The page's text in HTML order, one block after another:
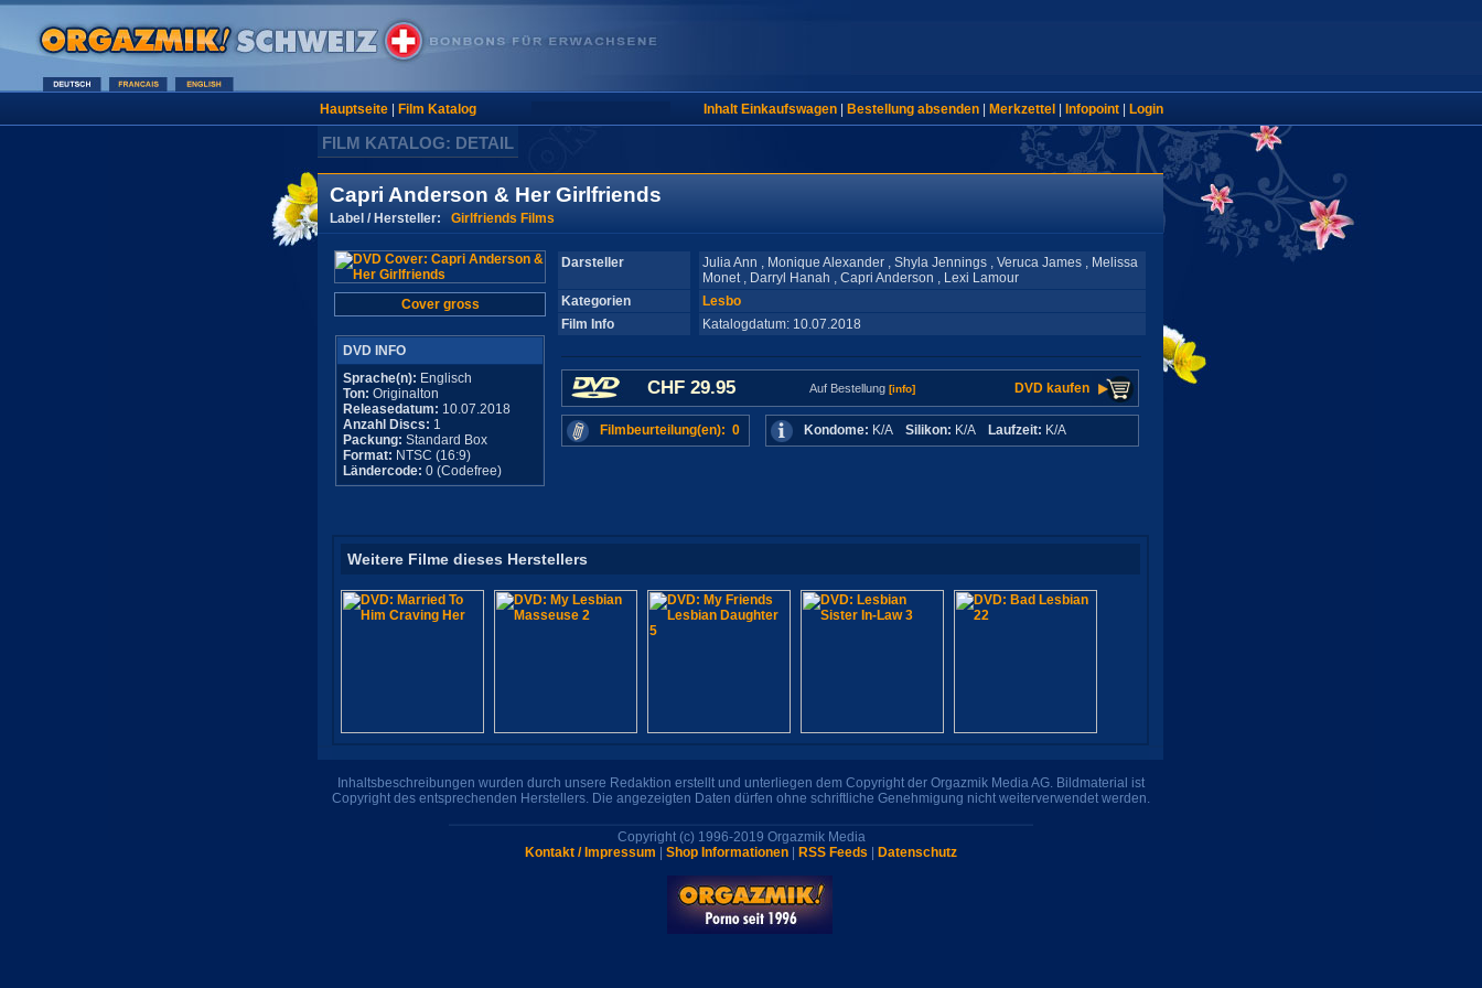
Hauptseite| Film Katalog Inhalt Einkaufswagen| Bestellung absenden| Merkzettel Infopoint| Login
FILM KATALOG: DETAIL
Capri Anderson & Her Girlfriends
Label / Hersteller: Girlfriends Films
Cover gross
DVD INFO
Sprache(n): Englisch
Ton: Originalton
Releasedatum: 10.07.2018
Anzahl Discs: 1
Packung: Standard Box
Format: NTSC (16:9)
Ländercode: 0 (Codefree)
Darsteller
Julia Ann , Monique Alexander , Shyla Jennings , Veruca James , Melissa
Monet , Darryl Hanah , Capri Anderson , Lexi Lamour
Kategorien
Lesbo
Film Info
Katalogdatum: 10.07.2018
CHF 29.95 Auf Bestellung [info] DVD kaufen
Filmbeurteilung(en): 0 Kondome: K/A Silikon: K/A Laufzeit: K/A
Weitere Filme dieses Herstellers
Inhaltsbeschreibungen wurden durch unsere Redaktion erstellt und unterliegen dem Copyright der Orgazmik Media AG. Bildmaterial ist
Copyright des entsprechenden Herstellers. Die angezeigten Daten dürfen ohne schriftliche Genehmigung nicht weiterverwendet werden.
Copyright (c) 1996-2019 Orgazmik Media
Kontakt / Impressum
Shop Informationen RSS Feeds Datenschutz